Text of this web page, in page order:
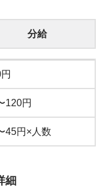
分給
120円
45円×人数
細